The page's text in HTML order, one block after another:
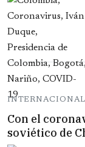
Con el
soviético de